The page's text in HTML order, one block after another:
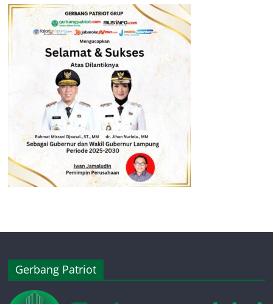
Gerbang Patriot